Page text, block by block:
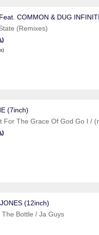
COMMON & DUG
(Remixes)
)
(7inch)
For The Grace Of God Go I /
)
(12inch)
The Bottle / Ja Guys